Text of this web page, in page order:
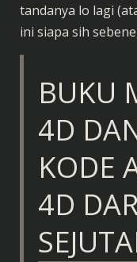
tandanya lo lagi
ini siapa sih
BUKU
4D
KODE
4D